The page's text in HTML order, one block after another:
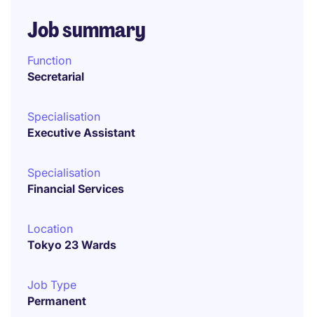
Job summary
Function
Secretarial
Specialisation
Executive Assistant
Specialisation
Financial Services
Location
Tokyo 23 Wards
Job Type
Permanent